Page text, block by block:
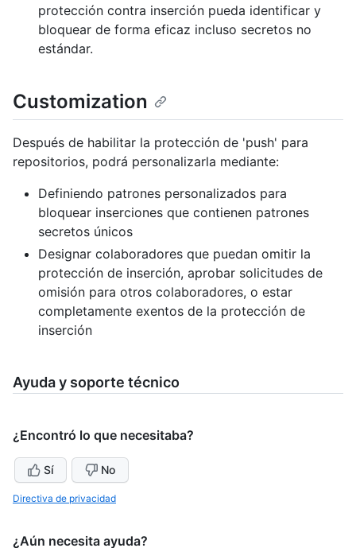
protección contra inserción pueda identificar y
bloquear de forma eficaz incluso secretos no
estándar.
Customization
Después de habilitar la protección de 'push' para
repositorios, podrá personalizarla mediante:
Definiendo patrones personalizados para
bloquear inserciones que contienen patrones
secretos únicos
Designar colaboradores que puedan omitir la
protección de inserción, aprobar solicitudes de
omisión para otros colaboradores, o estar
completamente exentos de la protección de
inserción
Ayuda y soporte técnico
¿Encontró lo que necesitaba?
Sí No
Directiva de privacidad
¿Aún necesita ayuda?